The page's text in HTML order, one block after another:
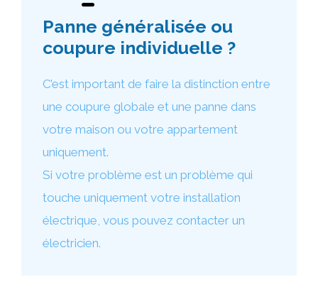
Panne généralisée ou
coupure individuelle ?
C’est important de faire la distinction entre
une coupure globale et une panne dans
votre maison ou votre appartement
uniquement.
Si votre problème est un problème qui
touche uniquement votre installation
électrique, vous pouvez contacter un
électricien.